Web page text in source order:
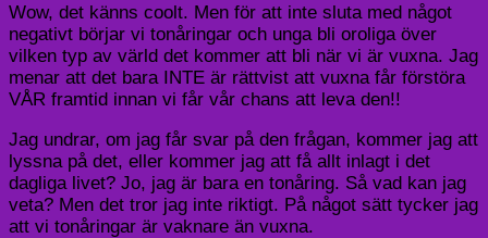
Wow, det känns coolt. Men för att inte sluta med något
negativt börjar vi tonåringar och unga bli oroliga över
vilken typ av värld det kommer att bli när vi är vuxna. Jag
menar att det bara INTE är rättvist att vuxna får förstöra
VÅR framtid innan vi får vår chans att leva den!!
Jag undrar, om jag får svar på den frågan, kommer jag att
lyssna på det, eller kommer jag att få allt inlagt i det
dagliga livet? Jo, jag är bara en tonåring. Så vad kan jag
veta? Men det tror jag inte riktigt. På något sätt tycker jag
att vi tonåringar är vaknare än vuxna.